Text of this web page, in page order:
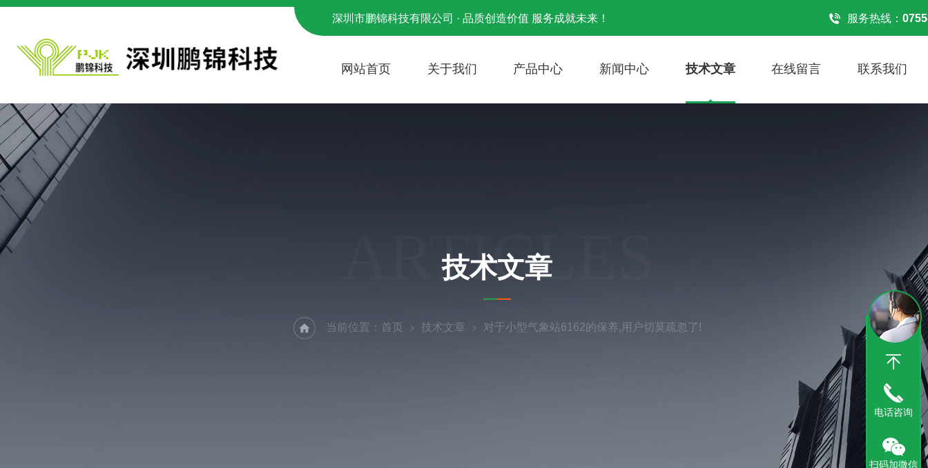
深圳市鹏锦科技有限公司 · 品质创造价值 服务成就未来！ 服务热线：
网站首页 关于我们 产品中心 新闻中心 技术文章 在线留言 联系我们
ARTICLES
技术文章
当前位置： 首页 技术文章 对于小型气象站6162的保养,用户切莫疏忽了!
电话咨询
扫码加微信